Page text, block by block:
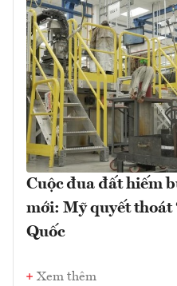
Cuộc đua đất hiếm
mới: Mỹ quyết thoát
Quốc
Xem thêm